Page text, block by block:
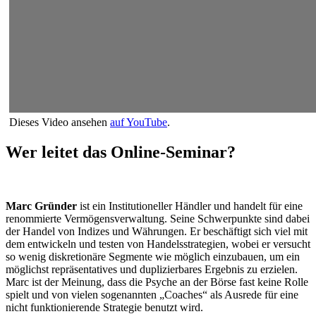
Dieses Video ansehen auf YouTube.
Wer leitet das Online-Seminar?
Marc Gründer ist ein Institutioneller Händler und handelt für eine
renommierte Vermögensverwaltung. Seine Schwerpunkte sind dabei
der Handel von Indizes und Währungen. Er beschäftigt sich viel mit
dem entwickeln und testen von Handelsstrategien, wobei er versucht
so wenig diskretionäre Segmente wie möglich einzubauen, um ein
möglichst repräsentatives und duplizierbares Ergebnis zu erzielen.
Marc ist der Meinung, dass die Psyche an der Börse fast keine Rolle
spielt und von vielen sogenannten „Coaches“ als Ausrede für eine
nicht funktionierende Strategie benutzt wird.